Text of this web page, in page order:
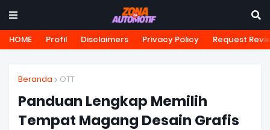
HOME Profil Disclaimers Privacy Policy Request
Beranda OTT
Panduan Lengkap Memilih
Tempat Magang Desain Grafis